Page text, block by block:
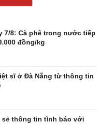
Sân khấu - Điện ảnh
Di sản
7/8: Cà phê trong nước tiếp
đồng/kg
sĩ ở Đà Nẵng từ thông tin
sẻ thông tin tình báo với